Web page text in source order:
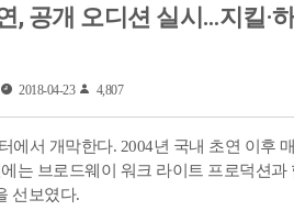
, 공개 오디션 실시…지킬·
2018-04-23 4,807
에서 개막한다. 2004년 국내 초연 이후
는 브로드웨이 워크 라이트 프로덕션
선보였다.